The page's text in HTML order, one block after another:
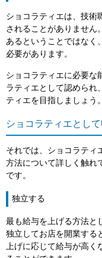
ショコラティエは、技術
されることがありません
あるということではなく
必要があります。
ショコラティエに必要な
ラティエとして認められ
ティエを目指しましょう。
ショコラティエとし
それでは、ショコラティ
方法について詳しく触れ
です。
独立する
最も給与を上げる方法と
独立してお店を開業する
上げに応じて給与が高く